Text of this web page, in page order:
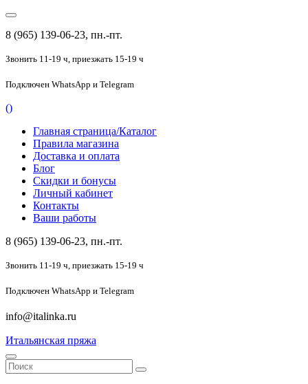
8 (965) 139-06-23, пн.-пт.
Звонить 11-19 ч, приезжать 15-19 ч
Подключен WhatsApp и Telegram
()
Главная страница/Каталог
Правила магазина
Доставка и оплата
Блог
Скидки и бонусы
Личный кабинет
Контакты
Ваши работы
8 (965) 139-06-23, пн.-пт.
Звонить 11-19 ч, приезжать 15-19 ч
Подключен WhatsApp и Telegram
info@italinka.ru
Итальянская пряжа